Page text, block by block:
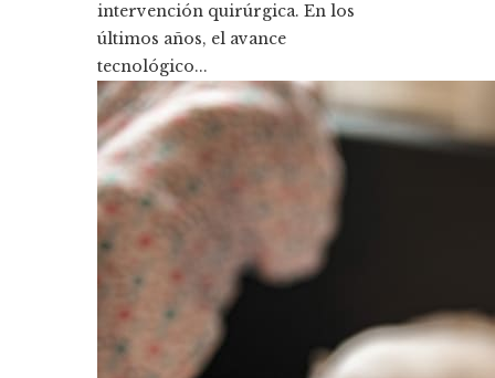
intervención quirúrgica. En los
últimos años, el avance
tecnológico...